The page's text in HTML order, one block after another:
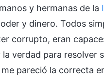
y hermanas de la
y dinero. Todos
corrupto, eran
verdad para resolver
pareció la correcta